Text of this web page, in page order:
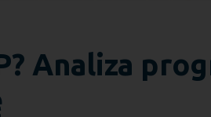
Analiza